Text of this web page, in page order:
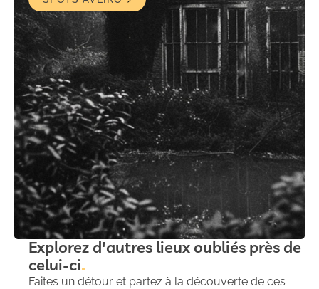
Explorez d'autres lieux oubliés près de
celui-ci
Faites un détour et partez à la découverte de ces